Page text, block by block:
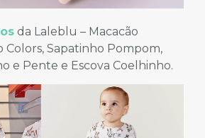
da Laleblu – Macacão
Colors, Sapatinho Pompom,
e Pente e Escova Coelhinho.